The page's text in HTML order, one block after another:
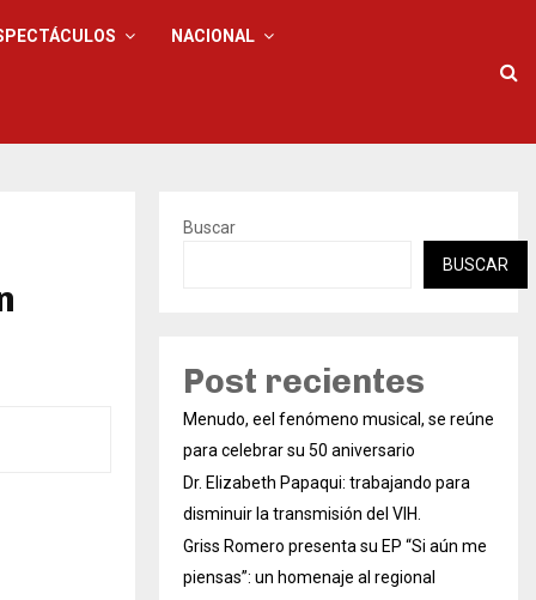
NACIONAL
Buscar
BUSCAR
Post recientes
Menudo, eel fenómeno musical, se reúne
para celebrar su 50 aniversario
Dr. Elizabeth Papaqui: trabajando para
disminuir la transmisión del VIH.
Griss Romero presenta su EP “Si aún me
piensas”: un homenaje al regional